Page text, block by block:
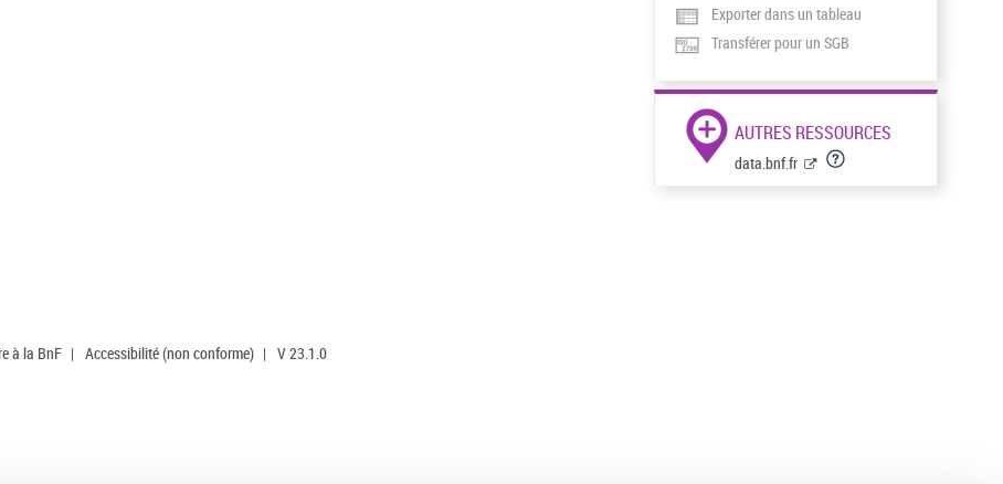
Exporter dans un tableau
Transférer pour un SGB
AUTRES RESSOURCES
data.bnf.fr
à la BnF | Accessibilité (non conforme) | V 23.1.0